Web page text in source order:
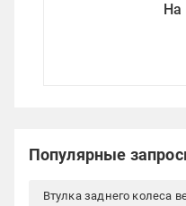
На
Популярные
Втулка заднего колеса